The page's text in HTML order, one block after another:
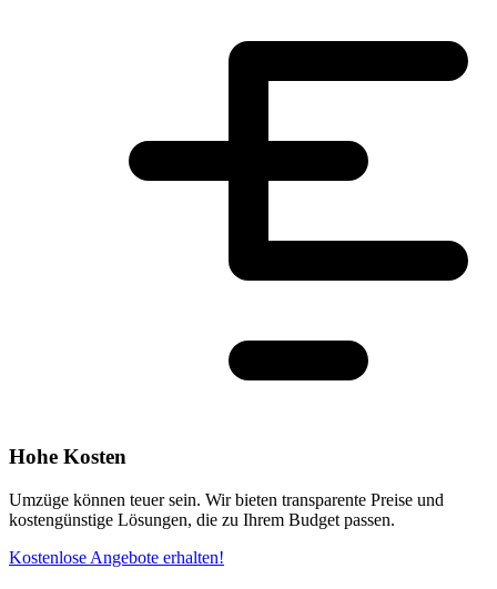
Hohe Kosten
Umzüge können teuer sein. Wir bieten transparente Preise und
kostengünstige Lösungen, die zu Ihrem Budget passen.
Kostenlose Angebote erhalten!